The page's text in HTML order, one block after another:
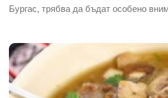
Бургас, трябва да бъдат особено